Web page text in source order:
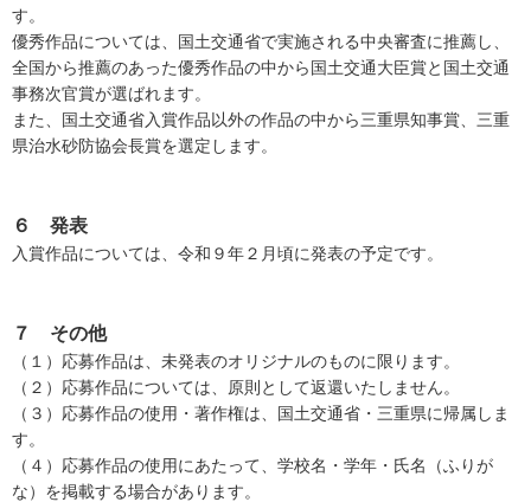
す。
優秀作品については、国土交通省で実施される中央審査に推薦し、
全国から推薦のあった優秀作品の中から国土交通大臣賞と国土交通
事務次官賞が選ばれます。
また、国土交通省入賞作品以外の作品の中から三重県知事賞、三重
県治水砂防協会長賞を選定します。
６ 発表
入賞作品については、令和９年２月頃に発表の予定です。
７ その他
（１）応募作品は、未発表のオリジナルのものに限ります。
（２）応募作品については、原則として返還いたしません。
（３）応募作品の使用・著作権は、国土交通省・三重県に帰属しま
す。
（４）応募作品の使用にあたって、学校名・学年・氏名（ふりが
な）を掲載する場合があります。